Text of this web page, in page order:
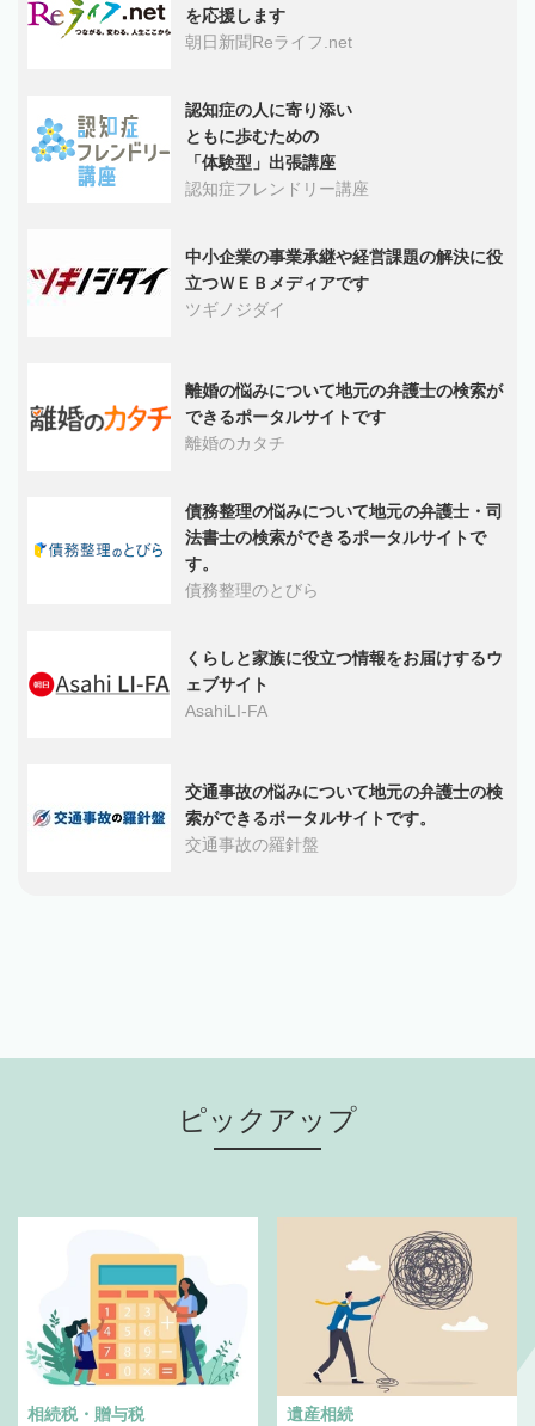
を応援します
朝日新聞Reライフ.net
認知症の人に寄り添い
ともに歩むための
「体験型」出張講座
認知症フレンドリー講座
中小企業の事業承継や経営課題の解決に役
立つＷＥＢメディアです
ツギノジダイ
離婚の悩みについて地元の弁護士の検索が
できるポータルサイトです
離婚のカタチ
債務整理の悩みについて地元の弁護士・司
法書士の検索ができるポータルサイトで
す。
債務整理のとびら
くらしと家族に役立つ情報をお届けするウ
ェブサイト
AsahiLI-FA
交通事故の悩みについて地元の弁護士の検
索ができるポータルサイトです。
交通事故の羅針盤
ピックアップ
相続税・贈与税 遺産相続